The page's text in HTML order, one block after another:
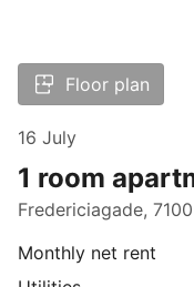
Floor plan
16 July
1 room
Fredericiagade,
Monthly net rent